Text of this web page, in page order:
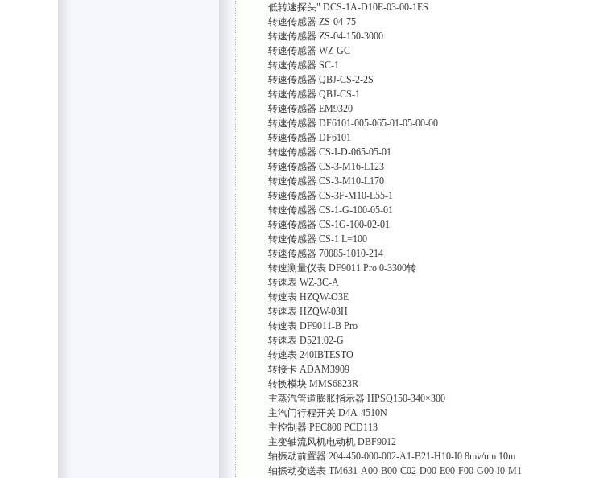
低转速探头" DCS-1A-D10E-03-00-1ES
转速传感器 ZS-04-75
转速传感器 ZS-04-150-3000
转速传感器 WZ-GC
转速传感器 SC-1
转速传感器 QBJ-CS-2-2S
转速传感器 QBJ-CS-1
转速传感器 EM9320
转速传感器 DF6101-005-065-01-05-00-00
转速传感器 DF6101
转速传感器 CS-I-D-065-05-01
转速传感器 CS-3-M16-L123
转速传感器 CS-3-M10-L170
转速传感器 CS-3F-M10-L55-1
转速传感器 CS-1-G-100-05-01
转速传感器 CS-1G-100-02-01
转速传感器 CS-1 L=100
转速传感器 70085-1010-214
转速测量仪表 DF9011 Pro 0-3300转
转速表 WZ-3C-A
转速表 HZQW-O3E
转速表 HZQW-03H
转速表 DF9011-B Pro
转速表 D521.02-G
转速表 240IBTESTO
转接卡 ADAM3909
转换模块 MMS6823R
主蒸汽管道膨胀指示器 HPSQ150-340×300
主汽门行程开关 D4A-4510N
主控制器 PEC800 PCD113
主变轴流风机电动机 DBF9012
轴振动前置器 204-450-000-002-A1-B21-H10-I0 8mv/um 10m
轴振动变送表 TM631-A00-B00-C02-D00-E00-F00-G00-I0-M1